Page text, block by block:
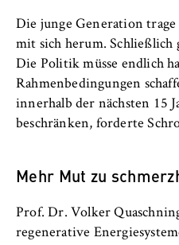
Die junge Generation trage eine riesige Frustration
mit sich herum. Schließlich
Die Politik müsse endlich
Rahmenbedingungen
innerhalb der nächsten 15
beschränken, forderte
Mehr Mut zu
Prof. Dr. Volker
regenerative